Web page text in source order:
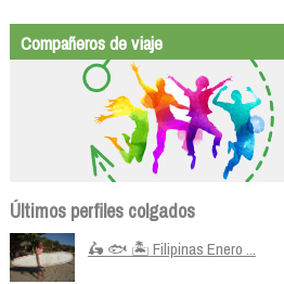
Compañeros de viaje
Últimos perfiles colgados
🛵 🐟 🏝️ Filipinas Enero ...